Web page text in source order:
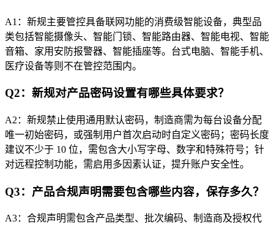
A1：新规主要管控具备联网功能的消费级智能设备，典型品
类包括智能摄像头、智能门锁、智能路由器、智能电视、智能
音箱、家用安防报警器、智能插座等。台式电脑、智能手机、
医疗设备等则不在管控范围内。
Q2：新规对产品密码设置有哪些具体要求？
A2：新规禁止使用通用默认密码，制造商需为每台设备分配
唯一初始密码，或强制用户首次启动时自定义密码；密码长度
建议不少于 10 位，需包含大小写字母、数字和特殊符号；针
对远程控制功能，需启用多因素认证，提升账户安全性。
Q3：产品合规声明需要包含哪些内容，保存多久？
A3：合规声明需包含产品类型、批次编码、制造商及授权代